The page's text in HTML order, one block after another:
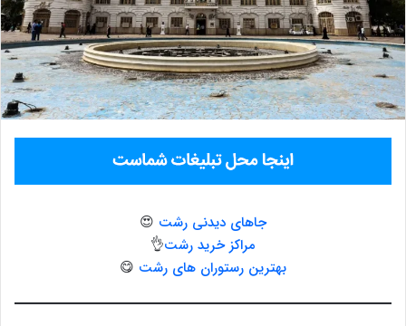
جاهای دیدنی رشت 😍
مراکز خرید رشت👌
بهترین رستوران های رشت 😋